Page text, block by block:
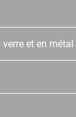
et en métal